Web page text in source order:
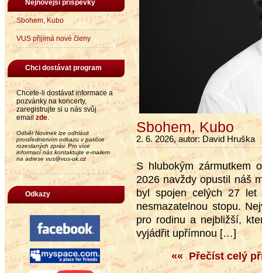
Nejnovější příspěvky
Sbohem, Kubo
VUS přijímá nové členy
Chci dostávat program
Chcete-li dostávat informace a
pozvánky na koncerty,
zaregistrujte si u nás svůj
email zde.
Odběr Novinek lze odhlásit
prostřednictvím odkazu v patičce
rozeslaných zpráv. Pro více
informací nás kontaktujte e-mailem
na adrese vus@vus-uk.cz
Odkazy
Sbohem, Kubo
2. 6. 2026, autor: David Hruška
S hlubokým zármutkem
2026 navždy opustil náš
byl spojen celých 27
nesmazatelnou stopu.
pro rodinu a nejbližší,
vyjádřit upřímnou […]
«« Přečíst celý